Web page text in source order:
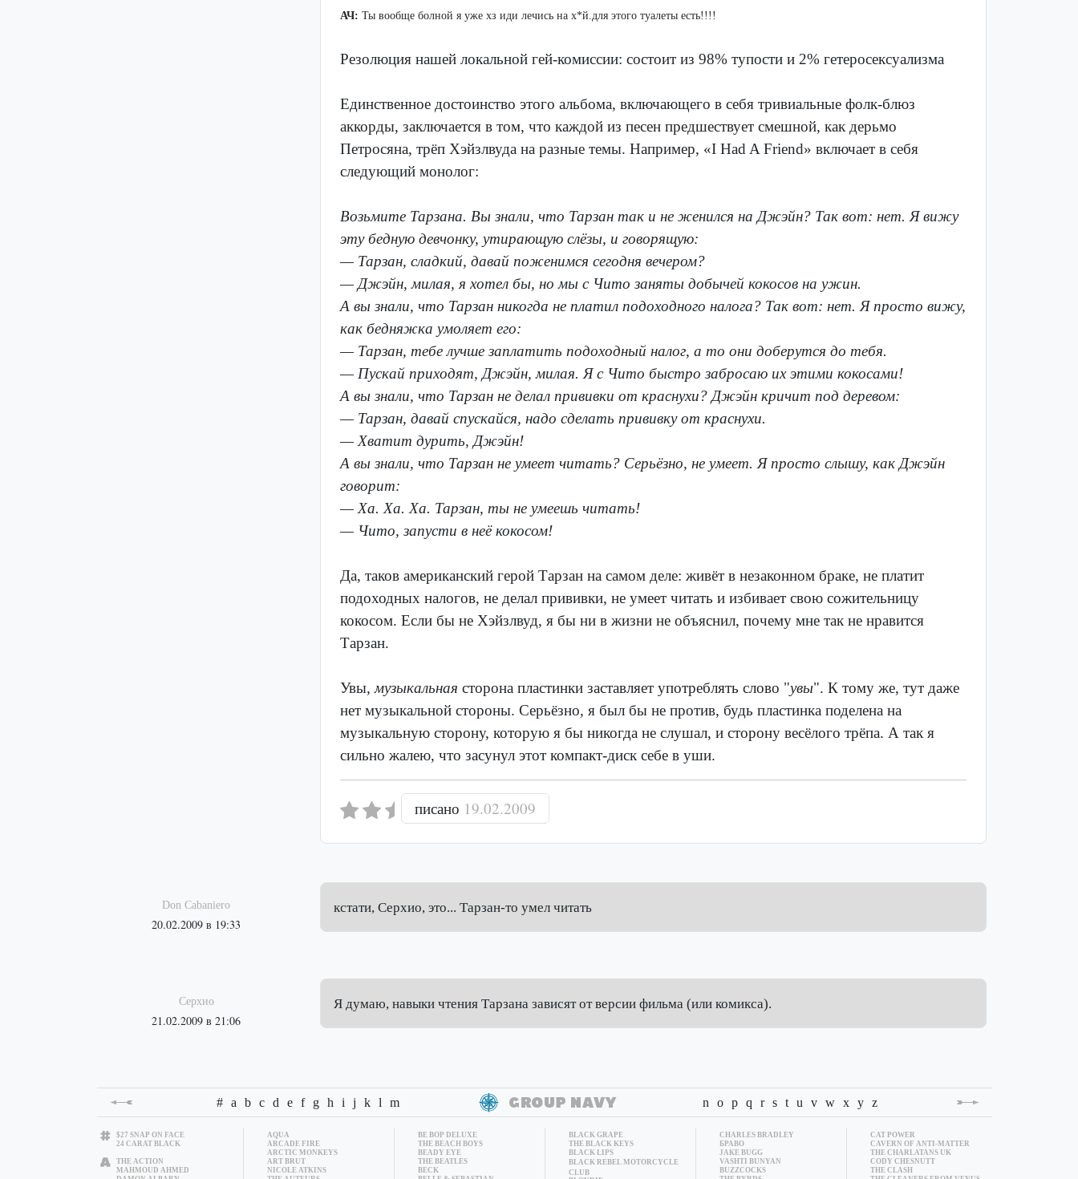
АЧ: Ты вообще болной я уже хз иди лечись на х*й.для этого туалеты есть!!!!
Резолюция нашей локальной гей-комиссии: состоит из 98% тупости и 2% гетеросексуализма
Единственное достоинство этого альбома, включающего в себя тривиальные фолк-блюз
аккорды, заключается в том, что каждой из песен предшествует смешной, как дерьмо
Петросяна, трёп Хэйзлвуда на разные темы. Например, «I Had A Friend» включает в себя
следующий монолог:
Возьмите Тарзана. Вы знали, что Тарзан так и не женился на Джэйн? Так вот: нет. Я вижу
эту бедную девчонку, утирающую слёзы, и говорящую:
— Тарзан, сладкий, давай поженимся сегодня вечером?
— Джэйн, милая, я хотел бы, но мы с Чито заняты добычей кокосов на ужин.
А вы знали, что Тарзан никогда не платил подоходного налога? Так вот: нет. Я просто вижу,
как бедняжка умоляет его:
— Тарзан, тебе лучше заплатить подоходный налог, а то они доберутся до тебя.
— Пускай приходят, Джэйн, милая. Я с Чито быстро забросаю их этими кокосами!
А вы знали, что Тарзан не делал прививки от краснухи? Джэйн кричит под деревом:
— Тарзан, давай спускайся, надо сделать прививку от краснухи.
— Хватит дурить, Джэйн!
А вы знали, что Тарзан не умеет читать? Серьёзно, не умеет. Я просто слышу, как Джэйн
говорит:
— Ха. Ха. Ха. Тарзан, ты не умеешь читать!
— Чито, запусти в неё кокосом!
Да, таков американский герой Тарзан на самом деле: живёт в незаконном браке, не платит
подоходных налогов, не делал прививки, не умеет читать и избивает свою сожительницу
кокосом. Если бы не Хэйзлвуд, я бы ни в жизни не объяснил, почему мне так не нравится
Тарзан.
Увы,музыкальная сторона пластинки заставляет употреблять слово "увы". К тому же, тут даже
нет музыкальной стороны. Серьёзно, я был бы не против, будь пластинка поделена на
музыкальную сторону, которую я бы никогда не слушал, и сторону весёлого трёпа. А так я
сильно жалею, что засунул этот компакт-диск себе в уши.
писано 19.02.2009
Don Cabaniero
20.02.2009 в 19:33
кстати, Серхио, это... Тарзан-то умел читать
Серхио
21.02.2009 в 21:06
Я думаю, навыки чтения Тарзана зависят от версии фильма (или комикса).
# a b c d e f g h i j k l m n o p q r s t u v w x y z
$27 SNAP ON FACE
24 CARAT BLACK
THE ACTION
MAHMOUD AHMED
AQUA
ARCADE FIRE
ARCTIC MONKEYS
ART BRUT
NICOLE ATKINS
BE BOP DELUXE
THE BEACH BOYS
BEADY EYE
THE BEATLES
BECK
BLACK GRAPE
THE BLACK KEYS
BLACK LIPS
BLACK REBEL MOTORCYCLE
CLUB
CHARLES BRADLEY
БРАВО
JAKE BUGG
VASHTI BUNYAN
BUZZCOCKS
CAT POWER
CAVERN OF ANTI-MATTER
THE CHARLATANS UK
CODY CHESNUTT
THE CLASH